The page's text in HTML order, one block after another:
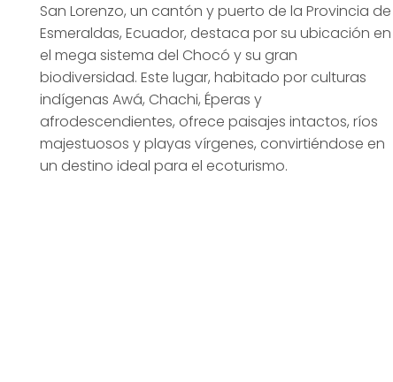
San Lorenzo, un cantón y puerto de la Provincia de
Esmeraldas, Ecuador, destaca por su ubicación en
el mega sistema del Chocó y su gran
biodiversidad. Este lugar, habitado por culturas
indígenas Awá, Chachi, Éperas y
afrodescendientes, ofrece paisajes intactos, ríos
majestuosos y playas vírgenes, convirtiéndose en
un destino ideal para el ecoturismo.